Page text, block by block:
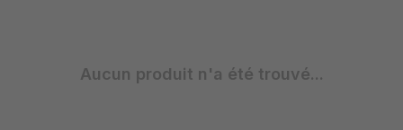
Aucun produit n'a été trouvé...